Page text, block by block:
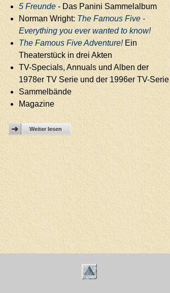
5 Freunde- Das Panini Sammelalbum
Norman Wright:The Famous Five -
Everything you ever wanted to know!
The Famous Five Adventure!Ein
Theaterstück in drei Akten
TV-Specials, Annuals und Alben der
1978er TV Serie und der 1996er TV-Serie
Sammelbände
Magazine
Weiter lesen